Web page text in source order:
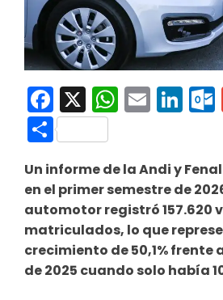
Facebook
X Email
Compartir
Un informe de la Andi y
en el primer semestre de
automotor registró 157.620
matriculados, lo que
crecimiento de 50,1% frente
de 2025 cuando solo había